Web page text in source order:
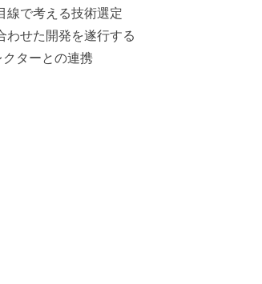
線で考える技術選定
わせた開発を遂行する
ターとの連携